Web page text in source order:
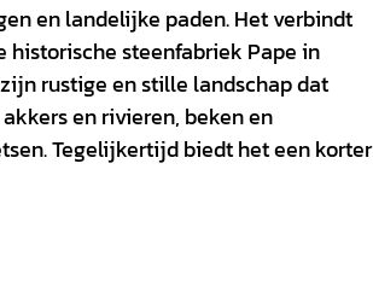
en landelijke paden. Het verbindt
historische steenfabriek Pape in
rustige en stille landschap dat
en rivieren, beken en
Tegelijkertijd biedt het een korter